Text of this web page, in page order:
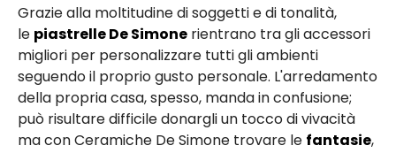
Grazie alla moltitudine di soggetti e di tonalità,
le piastrelle De Simone rientrano tra gli accessori
migliori per personalizzare tutti gli ambienti
seguendo il proprio gusto personale. L'arredamento
della propria casa, spesso, manda in confusione;
può risultare difficile donargli un tocco di vivacità
ma con Ceramiche De Simone trovare le fantasie,